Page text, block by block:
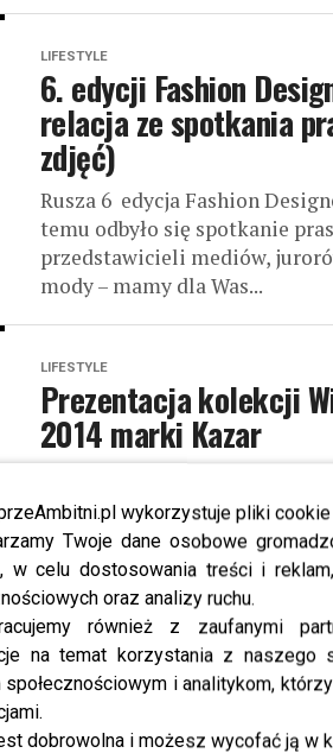
wykorzystuje pliki
Twoje dane osobowe
w celu dostosowania treści i
oraz analizy ruchu.
również z zaufanymi
na temat korzystania z naszego
społecznościowym i analitykom,
dobrowolna i możesz wycofać ją w
LIFESTYLE
6. edycji Fashion
relacja ze spotkania
zdjęć)
Rusza 6 edycja Fashion
temu odbyło się spotkanie
przedstawicieli mediów,
mody – mamy dla Was...
LIFESTYLE
Prezentacja kolekcji
2014 marki Kazar
Kazar przy ulicy Chmielnej w
prezentacja kolekcji Wiosna/
ARTYKUŁÓW